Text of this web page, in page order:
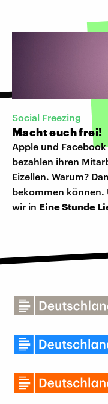
Social Freezing
Macht euch frei!
Apple und
bezahlen ihren
Eizellen. Warum?
bekommen können.
wir in Eine Stunde